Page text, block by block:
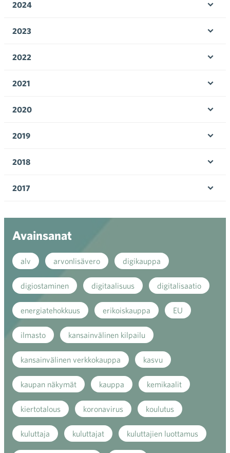
2024
2023
2022
2021
2020
2019
2018
2017
Avainsanat
alv arvonlisävero digikauppa
digiostaminen digitaalisuus digitalisaatio
energiatehokkuus erikoiskauppa EU
ilmasto kansainvälinen kilpailu
kansainvälinen verkkokauppa kasvu
kaupan näkymät kauppa kemikaalit
kiertotalous koronavirus koulutus
kuluttaja kuluttajat kuluttajien luottamus